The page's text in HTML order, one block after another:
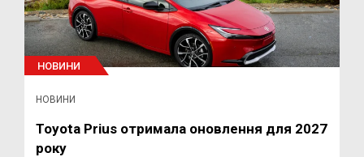
НОВИНИ
НОВИНИ
Toyota Prius отримала оновлення для 2027
року